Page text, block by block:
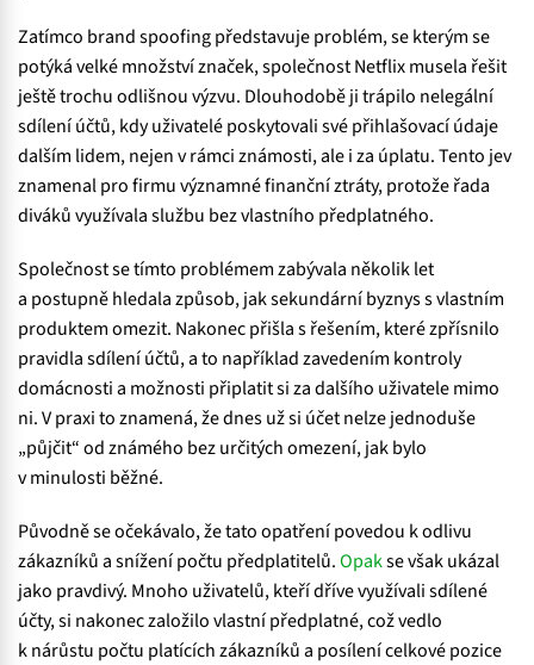
Zatímco brand spoofing představuje problém, se kterým se
potýká velké množství značek, společnost Netflix musela řešit
ještě trochu odlišnou výzvu. Dlouhodobě ji trápilo nelegální
sdílení účtů, kdy uživatelé poskytovali své přihlašovací údaje
dalším lidem, nejen v rámci známosti, ale i za úplatu. Tento jev
znamenal pro firmu významné finanční ztráty, protože řada
diváků využívala službu bez vlastního předplatného.
Společnost se tímto problémem zabývala několik let
a postupně hledala způsob, jak sekundární byznys s vlastním
produktem omezit. Nakonec přišla s řešením, které zpřísnilo
pravidla sdílení účtů, a to například zavedením kontroly
domácnosti a možnosti připlatit si za dalšího uživatele mimo
ni. V praxi to znamená, že dnes už si účet nelze jednoduše
„půjčit“ od známého bez určitých omezení, jak bylo
v minulosti běžné.
Původně se očekávalo, že tato opatření povedou k odlivu
zákazníků a snížení počtu předplatitelů.Opakse však ukázal
jako pravdivý. Mnoho uživatelů, kteří dříve využívali sdílené
účty, si nakonec založilo vlastní předplatné, což vedlo
k nárůstu počtu platících zákazníků a posílení celkové pozice